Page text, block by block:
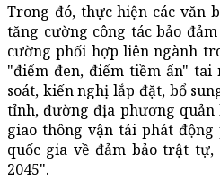
Trong đó, thực hiện các văn
tăng cường công tác bảo
cường phối hợp liên ngành
"điểm đen, điểm tiềm ẩn"
soát, kiến nghị lắp đặt, bổ
tỉnh, đường địa phương quản
giao thông vận tải phát
quốc gia về đảm bảo trật
2045".